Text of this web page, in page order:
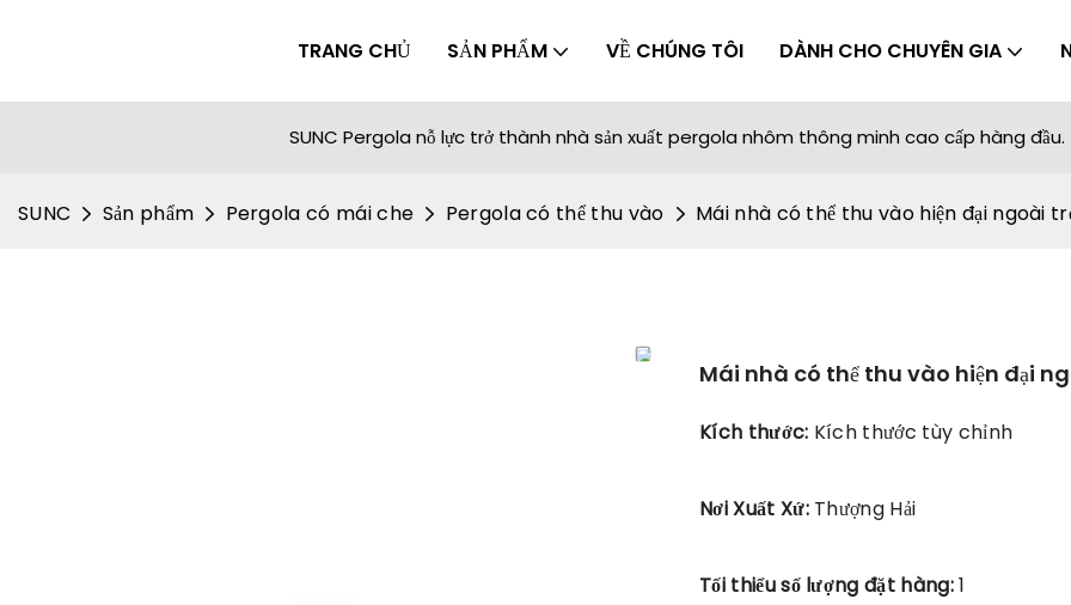
TRANG CHỦ SẢN PHẨM VỀ CHÚNG TÔI DÀNH CHO CHUYÊN GIA
SUNC Pergola nỗ lực trở thành nhà sản xuất pergola nhôm thông minh cao cấp hàng đầu.
SUNC Sản phẩm Pergola có mái che Pergola có thể thu vào Mái nhà có thể thu vào hiện đại ngoài
Mái nhà có thể thu vào hiện đại
Kích thước: Kích thước tùy chỉnh
Nơi Xuất Xứ: Thượng Hải
Tối thiểu số lượng đặt hàng:1